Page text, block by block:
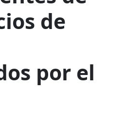
de
por el